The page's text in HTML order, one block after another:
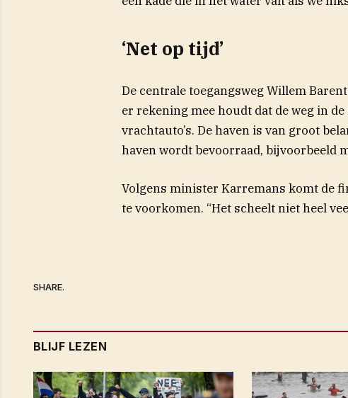
‘Net op tijd’
De centrale toegangsweg Willem
er rekening mee houdt dat de weg in
vrachtauto’s. De haven is van groot
haven wordt bevoorraad, bijvoorbeeld
Volgens minister Karremans komt de
te voorkomen. “Het scheelt niet heel
SHARE.
BLIJF LEZEN